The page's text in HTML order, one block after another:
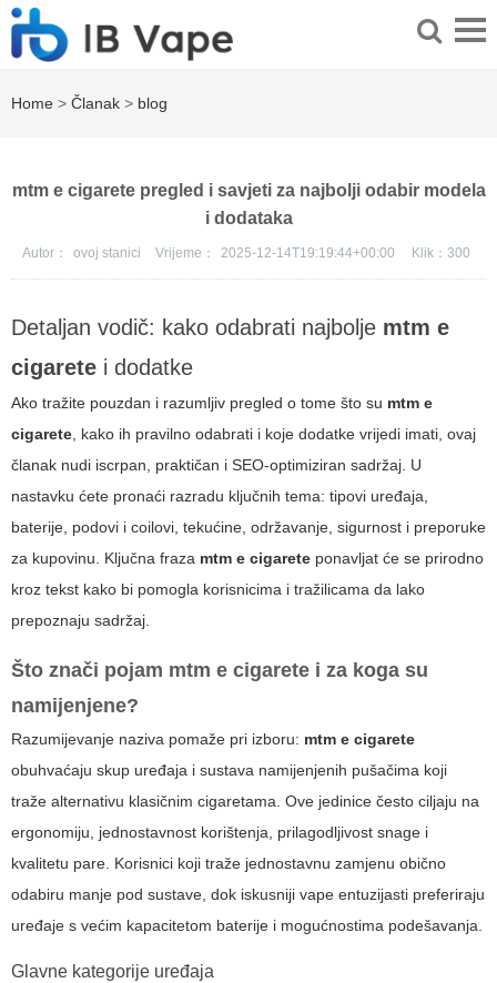
Home > Članak > blog
mtm e cigarete pregled i savjeti za najbolji odabir modela
i dodataka
Autor： ovoj stanici Vrijeme： 2025-12-14T19:19:44+00:00 Klik： 300
Detaljan vodič: kako odabrati najbolje mtm e
cigarete i dodatke
Ako tražite pouzdan i razumljiv pregled o tome što su mtm e
cigarete, kako ih pravilno odabrati i koje dodatke vrijedi imati, ovaj
članak nudi iscrpan, praktičan i SEO-optimiziran sadržaj. U
nastavku ćete pronaći razradu ključnih tema: tipovi uređaja,
baterije, podovi i coilovi, tekućine, održavanje, sigurnost i preporuke
za kupovinu. Ključna fraza mtm e cigarete ponavljat će se prirodno
kroz tekst kako bi pomogla korisnicima i tražilicama da lako
prepoznaju sadržaj.
Što znači pojam mtm e cigarete i za koga su
namijenjene?
Razumijevanje naziva pomaže pri izboru: mtm e cigarete
obuhvaćaju skup uređaja i sustava namijenjenih pušačima koji
traže alternativu klasičnim cigaretama. Ove jedinice često ciljaju na
ergonomiju, jednostavnost korištenja, prilagodljivost snage i
kvalitetu pare. Korisnici koji traže jednostavnu zamjenu obično
odabiru manje pod sustave, dok iskusniji vape entuzijasti preferiraju
uređaje s većim kapacitetom baterije i mogućnostima podešavanja.
Glavne kategorije uređaja